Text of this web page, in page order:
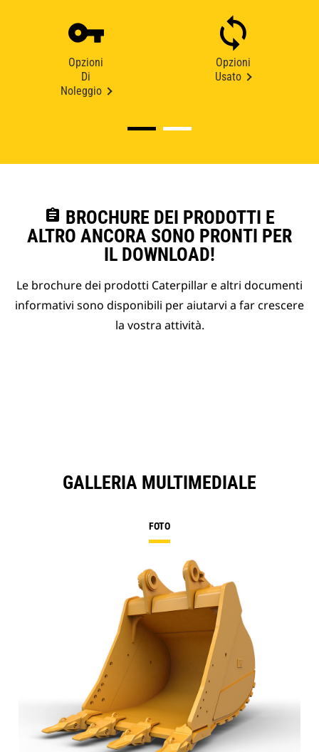
Opzioni
Di
Noleggio
Opzioni
Usato
assignment BROCHURE DEI PRODOTTI E
ALTRO ANCORA SONO PRONTI PER
IL DOWNLOAD!
Le brochure dei prodotti Caterpillar e altri documenti
informativi sono disponibili per aiutarvi a far crescere
la vostra attività.
GALLERIA MULTIMEDIALE
FOTO